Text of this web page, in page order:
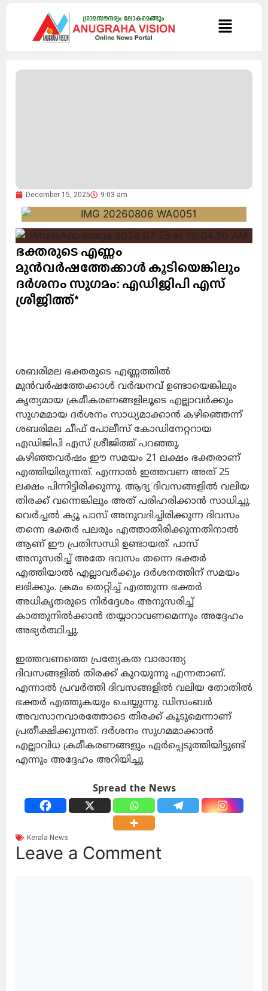
December 15, 2025 9:03 am
ഭക്തരുടെ എണ്ണം
മുൻവർഷത്തേക്കാൾ കൂടിയെങ്കിലും
ദർശനം സുഗമം: എഡിജിപി എസ്
ശ്രീജിത്ത്*
ശബരിമല ഭക്തരുടെ എണ്ണത്തിൽ
മുൻവർഷത്തേക്കാൾ വർദ്ധനവ് ഉണ്ടായെങ്കിലും
കൃത്യമായ ക്രമീകരണങ്ങളിലൂടെ എല്ലാവർക്കും
സുഗമമായ ദർശനം സാധ്യമാക്കാൻ കഴിഞ്ഞെന്ന്
ശബരിമല ചീഫ് പോലീസ് കോഡിനേറ്ററായ
എഡിജിപി എസ് ശ്രീജിത്ത് പറഞ്ഞു.
കഴിഞ്ഞവർഷം ഈ സമയം 21 ലക്ഷം ഭക്തരാണ്
എത്തിയിരുന്നത്. എന്നാൽ ഇത്തവണ അത് 25
ലക്ഷം പിന്നിട്ടിരിക്കുന്നു. ആദ്യ ദിവസങ്ങളിൽ വലിയ
തിരക്ക് വന്നെങ്കിലും അത് പരിഹരിക്കാൻ സാധിച്ചു.
വെർച്ചൽ ക്യൂ പാസ് അനുവദിച്ചിരിക്കുന്ന ദിവസം
തന്നെ ഭക്തർ പലരും എത്താതിരിക്കുന്നതിനാൽ
ആണ് ഈ പ്രതിസന്ധി ഉണ്ടായത്. പാസ്
അനുസരിച്ച് അതേ ദവസം തന്നെ ഭക്തർ
എത്തിയാൽ എല്ലാവർക്കും ദർശനത്തിന് സമയം
ലഭിക്കും. ക്രമം തെറ്റിച്ച് എത്തുന്ന ഭക്തർ
അധികൃതരുടെ നിർദ്ദേശം അനുസരിച്ച്
കാത്തുനിൽക്കാൻ തയ്യാറാവണമെന്നും അദ്ദേഹം
അഭ്യർത്ഥിച്ചു.
ഇത്തവണത്തെ പ്രത്യേകത വാരാന്ത്യ
ദിവസങ്ങളിൽ തിരക്ക് കുറയുന്നു എന്നതാണ്.
എന്നാൽ പ്രവർത്തി ദിവസങ്ങളിൽ വലിയ തോതിൽ
ഭക്തർ എത്തുകയും ചെയ്യുന്നു. ഡിസംബർ
അവസാനവാരത്തോടെ തിരക്ക് കൂടുമെന്നാണ്
പ്രതീക്ഷിക്കുന്നത്. ദർശനം സുഗമമാക്കാൻ
എല്ലാവിധ ക്രമീകരണങ്ങളും ഏർപ്പെടുത്തിയിട്ടുണ്ട്
എന്നും അദ്ദേഹം അറിയിച്ചു.
Spread the News
Kerala News
Leave a Comment